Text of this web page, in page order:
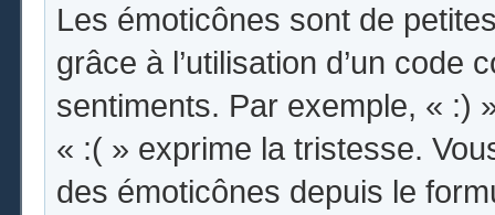
Les émoticônes sont de
grâce à l’utilisation d’un code
sentiments. Par exemple, « :)
« :( » exprime la tristesse.
des émoticônes depuis le